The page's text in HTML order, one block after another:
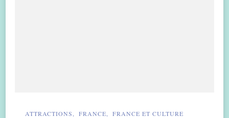
ATTRACTIONS FRANCE FRANCE ET CULTURE